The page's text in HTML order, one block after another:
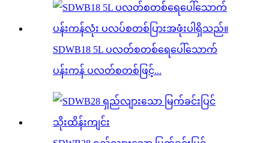
SDWB18 5L ပလတ်စတစ်ရေပေါ်သောက်
ပန်းကန် ပလတ်စတစ်ဖြင့်...